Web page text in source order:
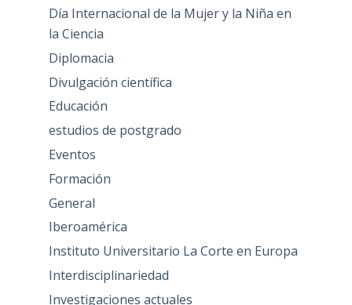
Día Internacional de la Mujer y la Niña en
la Ciencia
Diplomacia
Divulgación científica
Educación
estudios de postgrado
Eventos
Formación
General
Iberoamérica
Instituto Universitario La Corte en Europa
Interdisciplinariedad
Investigaciones actuales